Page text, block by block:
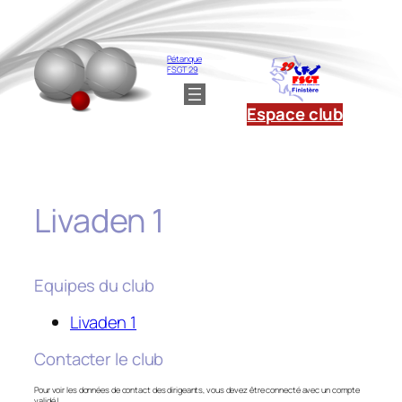
au
contenu
Pétanque
FSGT 29
Espace club
Livaden 1
Equipes du club
Livaden 1
Contacter le club
Pour voir les données de contact des dirigeants, vous devez être connecté avec un compte